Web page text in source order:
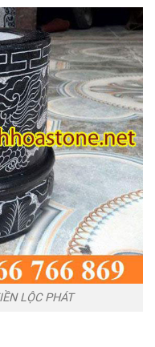
LỘC PHÁT